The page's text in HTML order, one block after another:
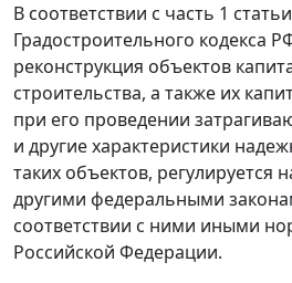
В соответствии с часть 1
Градостроительного кодекса
реконструкция объектов
строительства, а также их
при его проведении
и другие характеристики
таких объектов, регулируется
другими федеральными
соответствии с ними иными
Российской Федерации.